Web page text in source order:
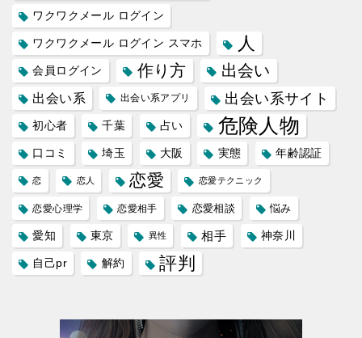
ワクワクメール ログイン
ワクワクメール ログイン スマホ 人
会員ログイン 作り方 出会い
出会い系 出会い系アプリ 出会い系サイト
初心者 千葉 占い 危険人物
口コミ 埼玉 大阪 実態 年齢認証
恋 恋人 恋愛 恋愛テクニック
恋愛心理学 恋愛相手 恋愛相談 悩み
愛知 東京 異性 相手 神奈川
自己pr 解約 評判